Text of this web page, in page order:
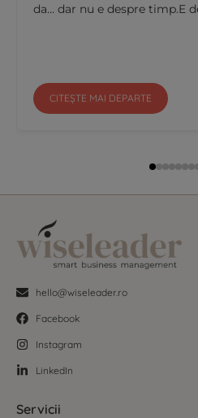
da… dar nu e despre timp.E
CITEȘTE MAI DEPARTE
hello@wiseleader.ro
Facebook
Instagram
LinkedIn
Servicii